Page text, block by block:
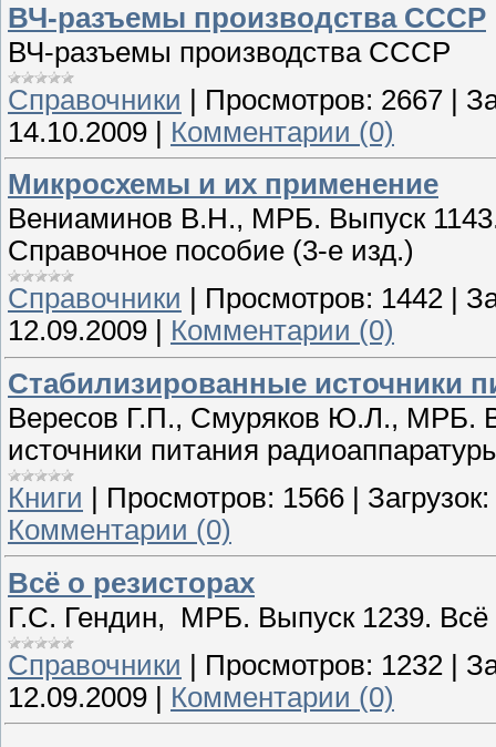
ВЧ-разъемы производства СССР
ВЧ-разъемы производства СССР
Справочники | Просмотров: 2667 |
14.10.2009 | Комментарии (0)
Микросхемы и их применение
Вениаминов В.Н., МРБ. Выпуск
Справочное пособие (3-е изд.)
Справочники
Просмотров: 1442
12.09.2009
Комментарии (0)
Стабилизированные источники
Вересов Г.П., Смуряков Ю.Л., МРБ.
источники питания
Книги
Просмотров: 1566
Загрузок:
Комментарии (0)
Всё о резисторах
Г.С. Гендин, МРБ. Выпуск 1239. Всё
Справочники | Просмотров: 1232 |
12.09.2009 | Комментарии (0)